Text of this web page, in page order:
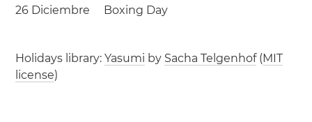
26 Diciembre
Boxing Day
Holidays library:Yasumi by Sacha Telgenhof(MIT
license)